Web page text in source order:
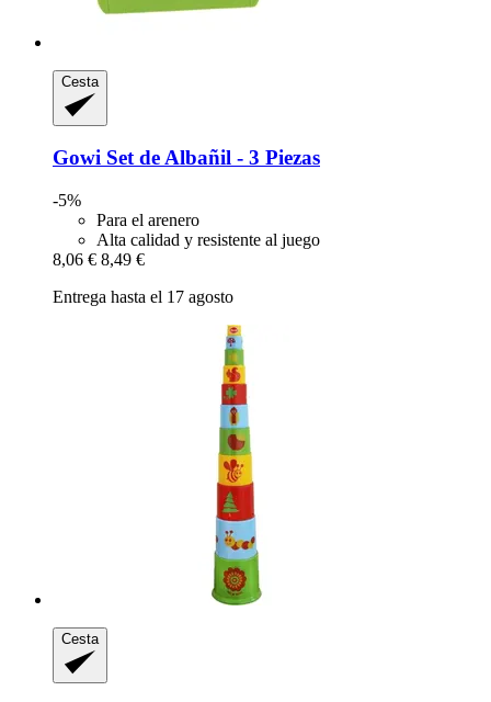
Cesta
Gowi Set de Albañil -​ 3 Piezas
-5%
Para el arenero
Alta calidad y resistente al juego
8,06 € 8,49 €
Entrega hasta el 17 agosto
Cesta